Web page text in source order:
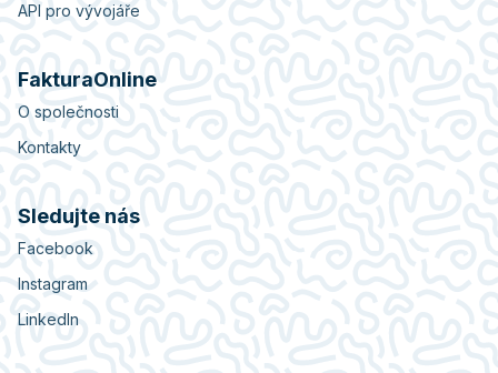
API pro vývojáře
FakturaOnline
O společnosti
Kontakty
Sledujte nás
Facebook
Instagram
LinkedIn